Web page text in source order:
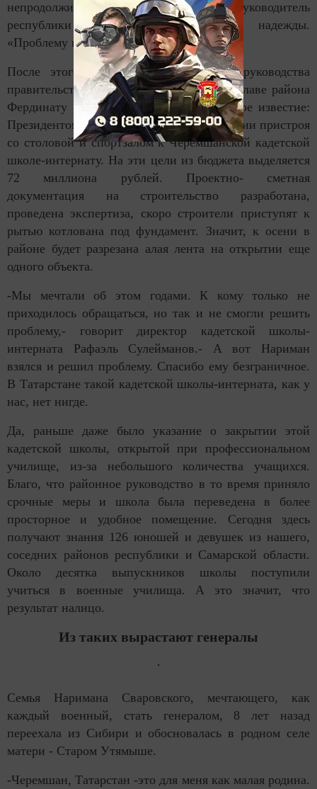
непродолжительного обмена мнениями руководитель
республики снова пробудил искры надежды.
«Проблему изучим и решим», - сказал он.
После этого разговора из Казани от руководства
правительства Нариману Сваровскому и главе района
Фердинату Давлетшину пришло радостное известие:
Президентом принято решение о возведении пристроя
со столовой и спортзалом к Черемшанской кадетской
школе-интернату. На эти цели из бюджета выделяется
72 миллиона рублей. Проектно- сметная
документация на строительство разработана,
проведена экспертиза, скоро строители приступят к
рытью котлована под фундамент. Значит, к осени в
районе будет разрезана алая лента на открытии еще
одного объекта.
-Мы мечтали об этом годами. К кому только не
приходилось обращаться, но так и не смогли решить
проблему,- говорит директор кадетской школы-
интерната Рафаэль Сулейманов.- А вот Нариман
взялся и решил проблему. Спасибо ему безграничное.
В Татарстане такой кадетской школы-интерната, как у
нас, нет нигде.
Да, раньше даже было указание о закрытии этой
кадетской школы, открытой при профессиональном
училище, из-за небольшого количества учащихся.
Благо, что районное руководство в то время приняло
срочные меры и школа была переведена в более
просторное и удобное помещение. Сегодня здесь
получают знания 126 юношей и девушек из нашего,
соседних районов республики и Самарской области.
Около десятка выпускников школы поступили
учиться в военные училища. А это значит, что
результат налицо.
Из таких вырастают генералы
Семья Наримана Сваровского, мечтающего, как
каждый военный, стать генералом, 8 лет назад
переехала из Сибири и обосновалась в родном селе
матери - Старом Утямыше.
-Черемшан, Татарстан -это для меня как малая родина.